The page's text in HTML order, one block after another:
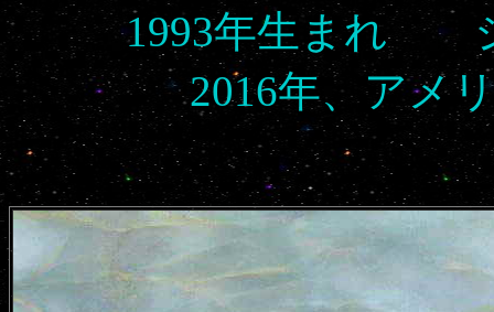
1993年生まれ
2016年、アメ